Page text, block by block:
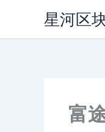
内
星河区
富